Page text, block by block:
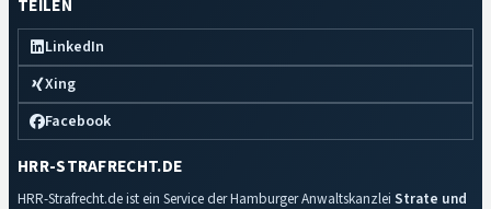
TEILEN
LinkedIn
Xing
Facebook
HRR-STRAFRECHT.DE
HRR-Strafrecht.de ist ein Service der Hamburger Anwaltskanzlei Strate und